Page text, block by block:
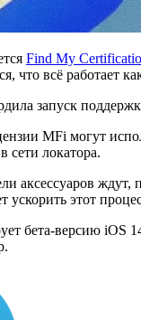
Find My
что всё работает
запуск
MFi могут
сети локатора.
аксессуаров ждут,
этот
бета-версию iOS